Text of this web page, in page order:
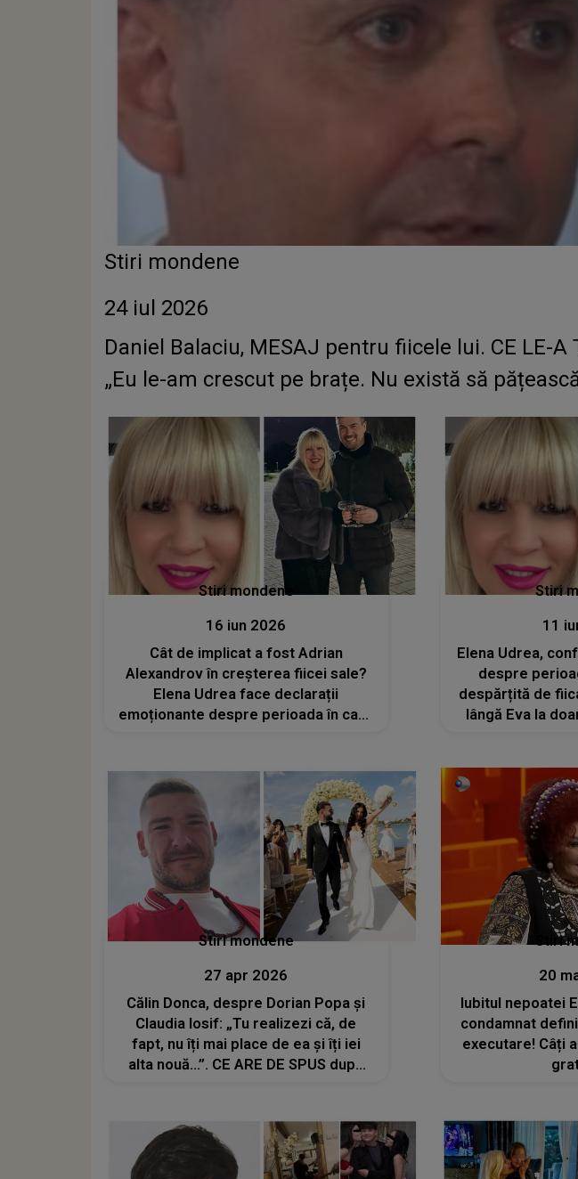
Stiri mondene
24 iul 2026
Daniel Balaciu, MESAJ pentru fiicele lui. CE LE-
„Eu le-am crescut pe brațe. Nu există să
Stiri mondene
16 iun 2026
Cât de implicat a fost Adrian
Alexandrov în creșterea fiicei sale?
Elena Udrea face declarații
emoționante despre perioada în care
față cu brio și...”
Stiri
11
Elena Udrea,
despre
despărțită de
lângă Eva la
s-a
Stiri mondene
27 apr 2026
Călin Donca, despre Dorian Popa și
Claudia Iosif: „Tu realizezi că, de
fapt, nu îți mai place de ea și îți iei
alta nouă...”. CE ARE DE SPUS după
Stiri
20
Iubitul nepoatei
condamnat
executare! Câți